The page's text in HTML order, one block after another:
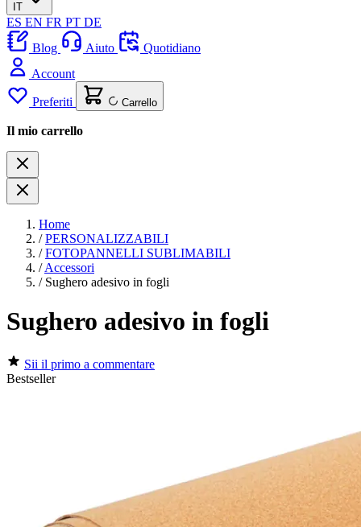
IT
ES EN FR PT DE
Blog
Aiuto
Quotidiano
Account
Preferiti Carrello
Il mio carrello
Home
/ PERSONALIZZABILI
/ FOTOPANNELLI SUBLIMABILI
/ Accessori
/ Sughero adesivo in fogli
Sughero adesivo in fogli
Sii il primo a commentare
Bestseller